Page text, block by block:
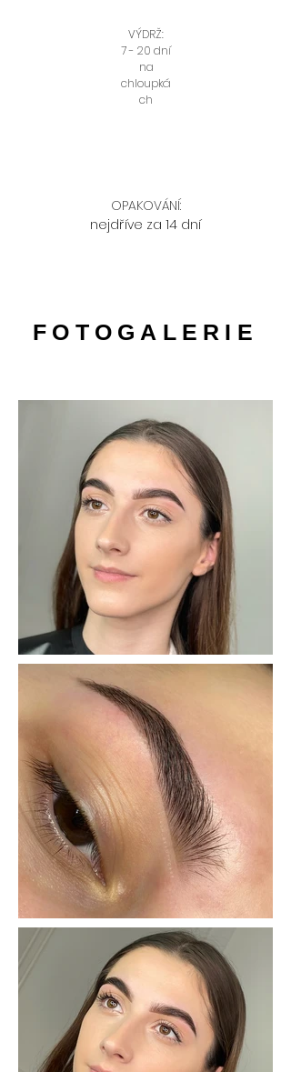
VÝDRŽ:
7 - 20 dní
na
chloupká
ch
OPAKOVÁNÍ:
nejdříve za 14 dní
FOTOGALERIE